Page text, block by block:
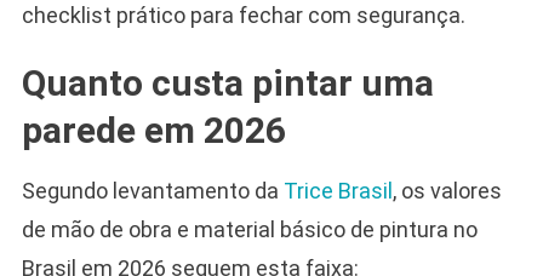
checklist prático para fechar com segurança.
Quanto custa pintar uma
parede em 2026
Segundo levantamento da Trice Brasil , os valores
de mão de obra e material básico de pintura no
Brasil em 2026 seguem esta faixa: